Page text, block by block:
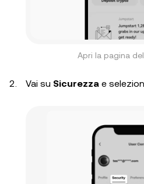
Apri la pagina
Vai su Sicurezza e